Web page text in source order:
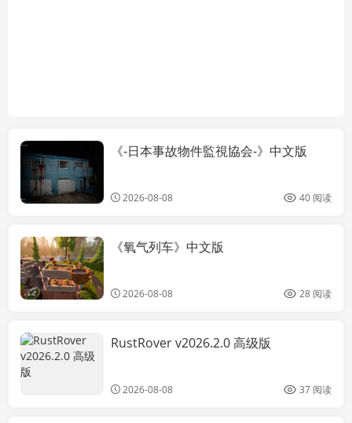
电脑软件
《-日本事故物件監視協会-》中文版
2026-08-08 40 阅读
电脑软件
《氧气列车》中文版
2026-08-08 28 阅读
电脑软件
RustRover v2026.2.0 高级版
2026-08-08 37 阅读